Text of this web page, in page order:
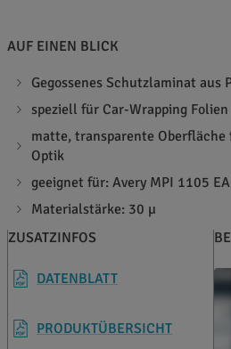
AUF EINEN BLICK
Gegossenes Schutzlaminat aus
speziell für Car-Wrapping
matte, transparente
Optik
geeignet für: Avery MPI 1105 EA
Materialstärke: 30 µ
ZUSATZINFOS
DATENBLATT
PRODUKTÜBERSICHT